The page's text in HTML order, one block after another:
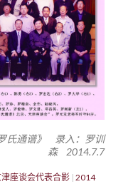
氏通谱》 录入：罗训
森 2014.7.7
座谈会代表合影 2014